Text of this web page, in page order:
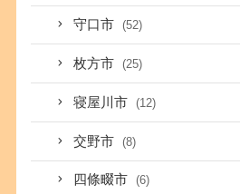
守口市 (52)
枚方市 (25)
寝屋川市 (12)
交野市 (8)
四條畷市 (6)